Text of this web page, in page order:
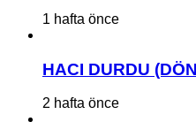
1 hafta önce
HACI DURDU
2 hafta önce